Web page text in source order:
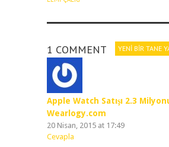
1 COMMENT YENI BIR TANE
Apple Watch Satışı 2.3
Wearlogy.com
20 Nisan, 2015 at 17:49
Cevapla